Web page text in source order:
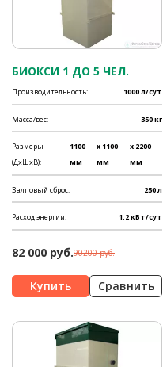
БИОКСИ 1 ДО 5 ЧЕЛ.
Производительность: 1000 л/сут
Масса/вес: 350 кг
Размеры
(ДхШхВ):
1100
мм
x 1100
мм
x 2200
мм
Залповый сброс: 250 л
Расход энергии: 1.2 кВт/сут
82 000 руб.90200 руб.
Сравнить